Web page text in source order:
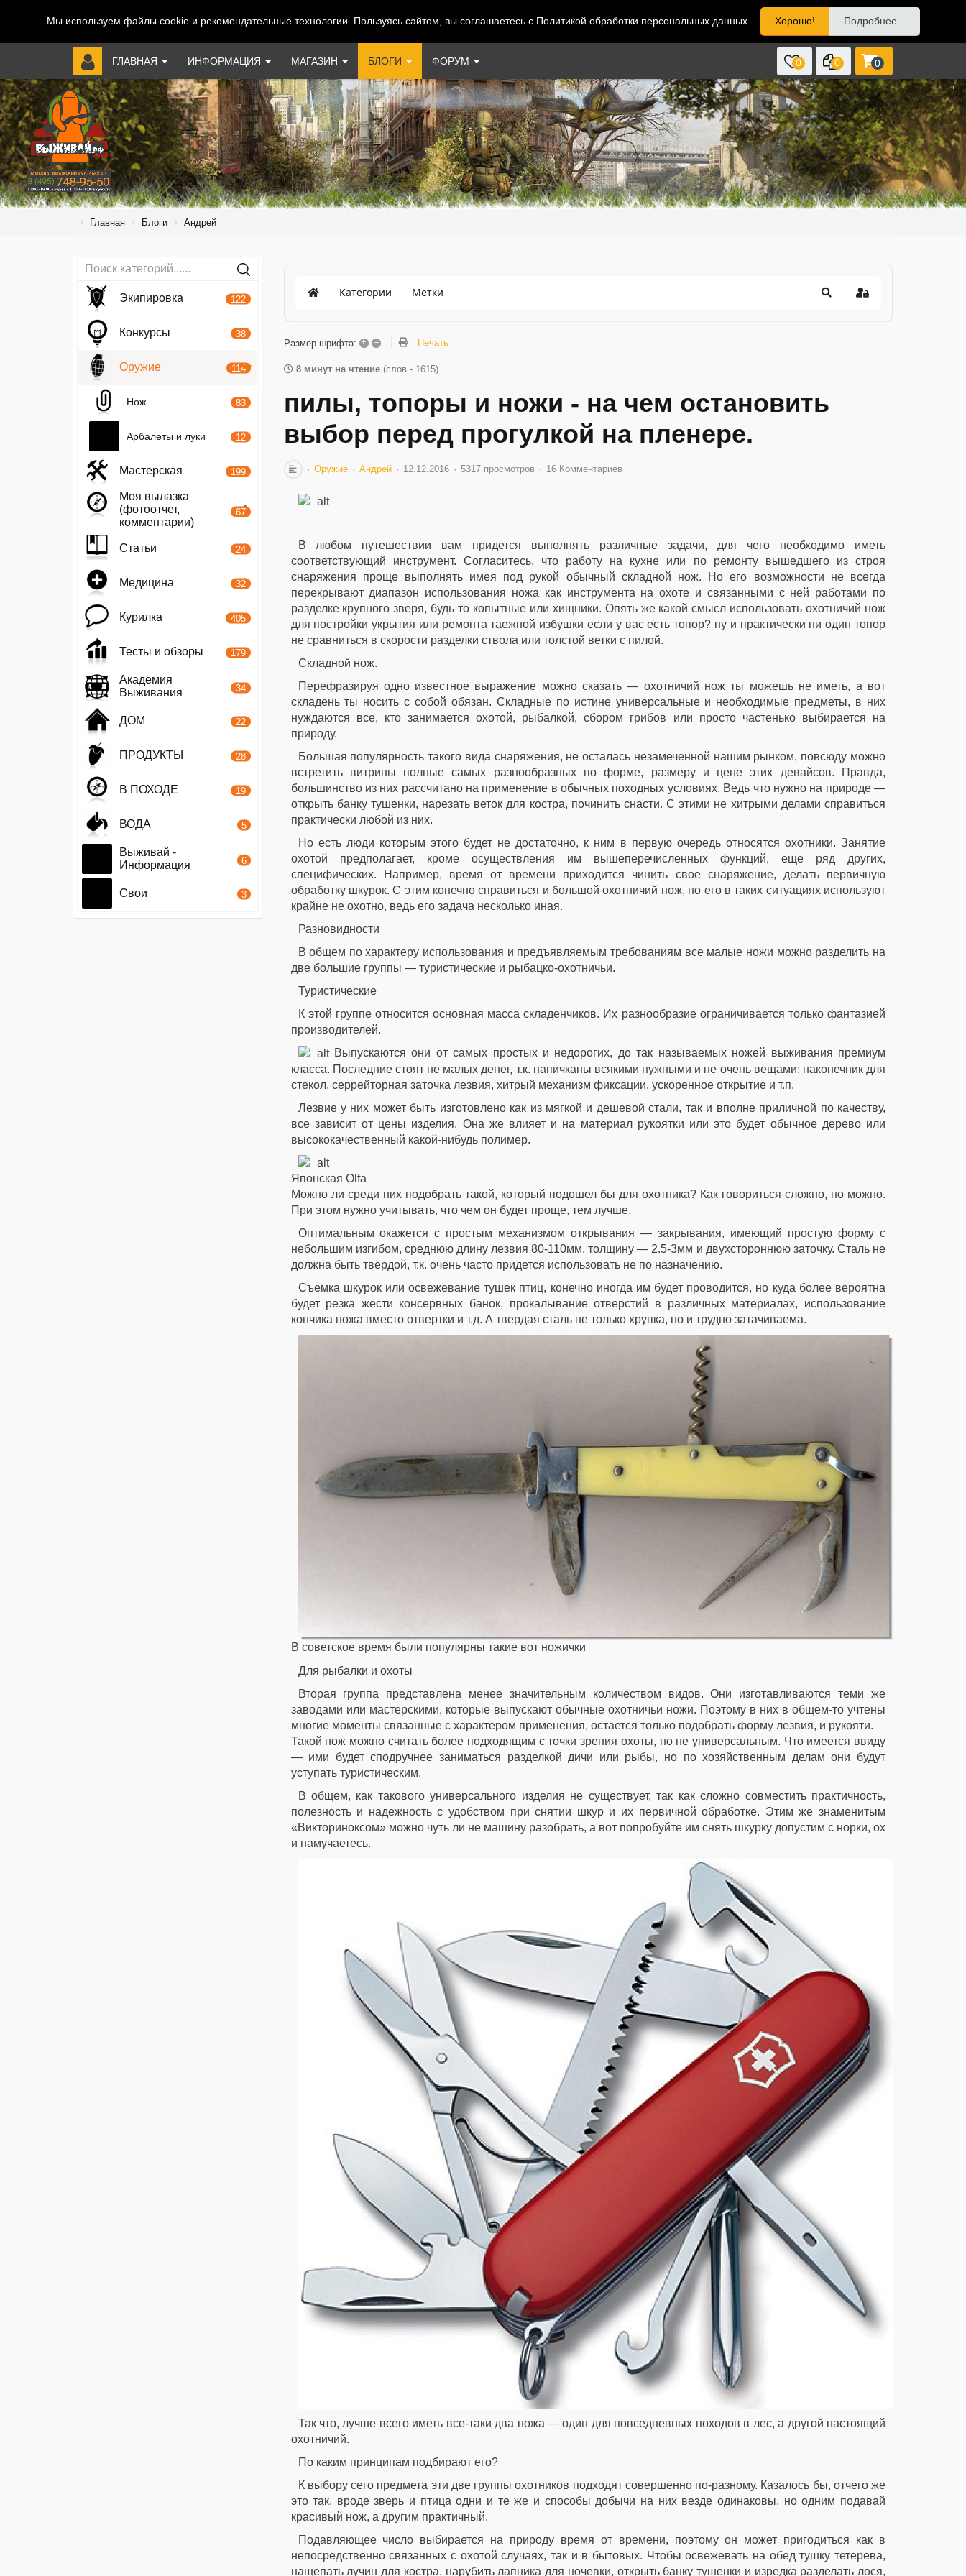
Мы используем файлы cookie и рекомендательные технологии. Пользуясь сайтом, вы соглашаетесь с Политикой обработки персональных данных. Хорошо! Подробнее...
ГЛАВНАЯ ИНФОРМАЦИЯ МАГАЗИН БЛОГИ ФОРУМ 0 0 0
Главная Блоги Андрей
Категории Метки
Размер шрифта: + – Печать
8 минут на чтение (слов - 1615)
пилы, топоры и ножи - на чем остановить
выбор перед прогулкой на пленере.
Оружие Андрей 12.12.2016 5317 просмотров 16 Комментариев
В любом путешествии вам придется выполнять различные задачи, для чего необходимо иметь
соответствующий инструмент. Согласитесь, что работу на кухне или по ремонту вышедшего из строя
снаряжения проще выполнять имея под рукой обычный складной нож. Но его возможности не всегда
перекрывают диапазон использования ножа как инструмента на охоте и связанными с ней работами по
разделке крупного зверя, будь то копытные или хищники. Опять же какой смысл использовать охотничий нож
для постройки укрытия или ремонта таежной избушки если у вас есть топор? ну и практически ни один топор
не сравниться в скорости разделки ствола или толстой ветки с пилой.
Складной нож.
Перефразируя одно известное выражение можно сказать — охотничий нож ты можешь не иметь, а вот
складень ты носить с собой обязан. Складные по истине универсальные и необходимые предметы, в них
нуждаются все, кто занимается охотой, рыбалкой, сбором грибов или просто частенько выбирается на
природу.
Большая популярность такого вида снаряжения, не осталась незамеченной нашим рынком, повсюду можно
встретить витрины полные самых разнообразных по форме, размеру и цене этих девайсов. Правда,
большинство из них рассчитано на применение в обычных походных условиях. Ведь что нужно на природе —
открыть банку тушенки, нарезать веток для костра, починить снасти. С этими не хитрыми делами справиться
практически любой из них.
Но есть люди которым этого будет не достаточно, к ним в первую очередь относятся охотники. Занятие
охотой предполагает, кроме осуществления им вышеперечисленных функций, еще ряд других,
специфических. Например, время от времени приходится чинить свое снаряжение, делать первичную
обработку шкурок. С этим конечно справиться и большой охотничий нож, но его в таких ситуациях используют
крайне не охотно, ведь его задача несколько иная.
Разновидности
В общем по характеру использования и предъявляемым требованиям все малые ножи можно разделить на
две большие группы — туристические и рыбацко-охотничьи.
Туристические
К этой группе относится основная масса складенчиков. Их разнообразие ограничивается только фантазией
производителей.
Выпускаются они от самых простых и недорогих, до так называемых ножей выживания премиум
класса. Последние стоят не малых денег, т.к. напичканы всякими нужными и не очень вещами: наконечник для
стекол, серрейторная заточка лезвия, хитрый механизм фиксации, ускоренное открытие и т.п.
Лезвие у них может быть изготовлено как из мягкой и дешевой стали, так и вполне приличной по качеству,
все зависит от цены изделия. Она же влияет и на материал рукоятки или это будет обычное дерево или
высококачественный какой-нибудь полимер.
Японская Olfa
Можно ли среди них подобрать такой, который подошел бы для охотника? Как говориться сложно, но можно.
При этом нужно учитывать, что чем он будет проще, тем лучше.
Оптимальным окажется с простым механизмом открывания — закрывания, имеющий простую форму с
небольшим изгибом, среднюю длину лезвия 80-110мм, толщину — 2.5-3мм и двухстороннюю заточку. Сталь не
должна быть твердой, т.к. очень часто придется использовать не по назначению.
Съемка шкурок или освежевание тушек птиц, конечно иногда им будет проводится, но куда более вероятна
будет резка жести консервных банок, прокалывание отверстий в различных материалах, использование
кончика ножа вместо отвертки и т.д. А твердая сталь не только хрупка, но и трудно затачиваема.
В советское время были популярны такие вот ножички
Для рыбалки и охоты
Вторая группа представлена менее значительным количеством видов. Они изготавливаются теми же
заводами или мастерскими, которые выпускают обычные охотничьи ножи. Поэтому в них в общем-то учтены
многие моменты связанные с характером применения, остается только подобрать форму лезвия, и рукояти.
Такой нож можно считать более подходящим с точки зрения охоты, но не универсальным. Что имеется ввиду
— ими будет сподручнее заниматься разделкой дичи или рыбы, но по хозяйственным делам они будут
уступать туристическим.
В общем, как такового универсального изделия не существует, так как сложно совместить практичность,
полезность и надежность с удобством при снятии шкур и их первичной обработке. Этим же знаменитым
«Викториноксом» можно чуть ли не машину разобрать, а вот попробуйте им снять шкурку допустим с норки, ох
и намучаетесь.
Так что, лучше всего иметь все-таки два ножа — один для повседневных походов в лес, а другой настоящий
охотничий.
По каким принципам подбирают его?
К выбору сего предмета эти две группы охотников подходят совершенно по-разному. Казалось бы, отчего же
это так, вроде зверь и птица одни и те же и способы добычи на них везде одинаковы, но одним подавай
красивый нож, а другим практичный.
Подавляющее число выбирается на природу время от времени, поэтому он может пригодиться как в
непосредственно связанных с охотой случаях, так и в бытовых. Чтобы освежевать на обед тушку тетерева,
нащепать лучин для костра, нарубить лапника для ночевки, открыть банку тушенки и изредка разделать лося,
Экипировка 122
Конкурсы 38
Оружие 114
Нож 83
Арбалеты и луки 12
Мастерская 199
Моя вылазка
(фотоотчет,
комментарии)
67
Статьи 24
Медицина 32
Курилка 405
Тесты и обзоры 179
Академия
Выживания
34
ДОМ 22
ПРОДУКТЫ 28
В ПОХОДЕ 19
ВОДА 5
Выживай -
Информация
6
Свои 3